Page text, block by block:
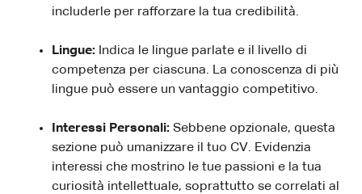
includerle per rafforzare la tua credibilità.
Lingue: Indica le lingue parlate e il livello di
competenza per ciascuna. La conoscenza di più
lingue può essere un vantaggio competitivo.
Interessi Personali: Sebbene opzionale, questa
sezione può umanizzare il tuo CV. Evidenzia
interessi che mostrino le tue passioni e la tua
curiosità intellettuale, soprattutto se correlati al